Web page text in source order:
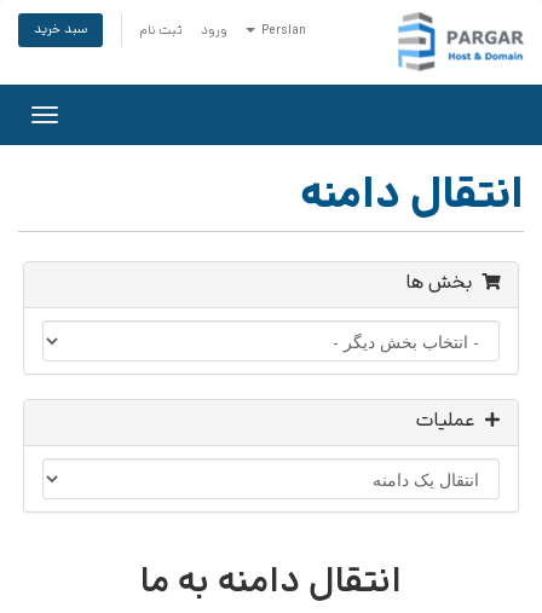
Persian ورود ثبت نام سبد خرید
انتقال دامنه
بخش ها
عملیات
انتقال دامنه به ما